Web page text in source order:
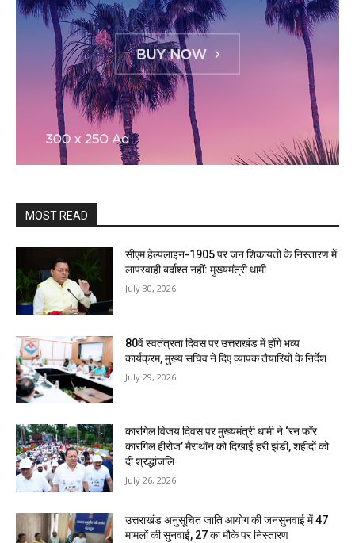
MOST READ
सीएम हेल्पलाइन-1905 पर जन शिकायतों के निस्तारण में
लापरवाही बर्दाश्त नहीं: मुख्यमंत्री धामी
July 30, 2026
80वें स्वतंत्रता दिवस पर उत्तराखंड में होंगे भव्य
कार्यक्रम, मुख्य सचिव ने दिए व्यापक तैयारियों के निर्देश
July 29, 2026
कारगिल विजय दिवस पर मुख्यमंत्री धामी ने ‘रन फॉर
कारगिल हीरोज’ मैराथॉन को दिखाई हरी झंडी, शहीदों को
दी श्रद्धांजलि
July 26, 2026
उत्तराखंड अनुसूचित जाति आयोग की जनसुनवाई में 47
मामलों की सुनवाई, 27 का मौके पर निस्तारण